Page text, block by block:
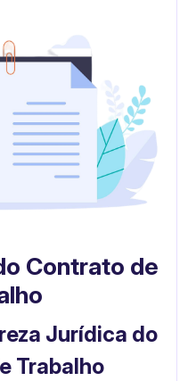
Contrato de
Jurídica do
Trabalho